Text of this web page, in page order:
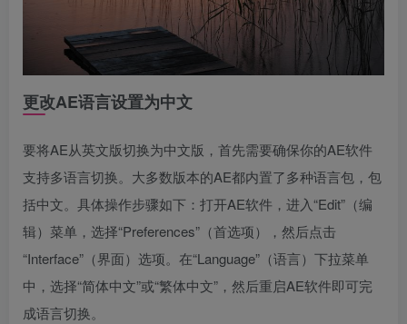
更改AE语言设置为中文
要将AE从英文版切换为中文版，首先需要确保你的AE软件
支持多语言切换。大多数版本的AE都内置了多种语言包，包
括中文。具体操作步骤如下：打开AE软件，进入“Edit”（编
辑）菜单，选择“Preferences”（首选项），然后点击
“Interface”（界面）选项。在“Language”（语言）下拉菜单
中，选择“简体中文”或“繁体中文”，然后重启AE软件即可完
成语言切换。